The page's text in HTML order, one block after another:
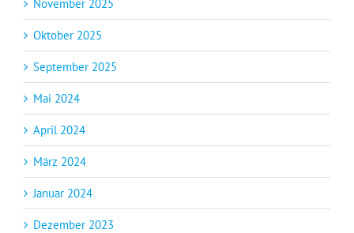
November 2025
Oktober 2025
September 2025
Mai 2024
April 2024
März 2024
Januar 2024
Dezember 2023